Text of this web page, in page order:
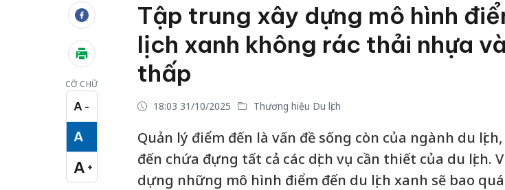
CỠ CHỮ
A −
Cỡ chữ nhỏ
A
Cỡ chữ vừa
A +
Cỡ chữ lớn
Tập trung xây dựng mô hình
lịch xanh không rác thải nhựa
thấp
18:03 31/10/2025 Thương hiệu Du lịch
Quản lý điểm đến là vấn đề sống còn của ngành du
đến chứa đựng tất cả các dịch vụ cần thiết của du lịch.
dựng những mô hình điểm đến du lịch xanh sẽ bao